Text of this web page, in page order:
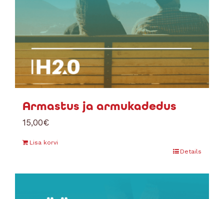
Armastus ja armukadedus
15,00€
Lisa korvi
Details